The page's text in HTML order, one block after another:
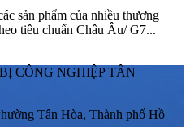
sản phẩm của nhiều thương
tiêu chuẩn Châu Âu/ G7...
CÔNG NGHIỆP TÂN
Tân Hòa, Thành phố Hồ